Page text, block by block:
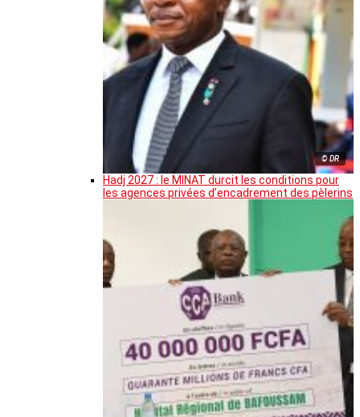
© DR
Hadj 2027 : le MINAT durcit les conditions pour
les agences privées d’encadrement des pèlerins